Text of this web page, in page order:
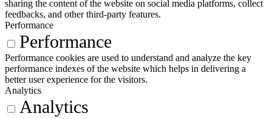
sharing the content of the website on social media platforms, collect
feedbacks, and other third-party features.
Performance
Performance
Performance cookies are used to understand and analyze the key
performance indexes of the website which helps in delivering a
better user experience for the visitors.
Analytics
Analytics